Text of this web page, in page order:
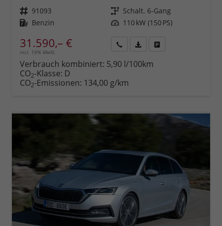
Fahrzeugnr. 91093 Getriebe Schalt. 6-Gang
Kraftstoff Benzin Leistung 110 kW (150 PS)
31.590,– €
incl. 19% MwSt.
anfordern
Datei,
Verbrauch kombiniert: 5,90 l/100km
CO2-Klasse: D
CO2-Emissionen: 134,00 g/km